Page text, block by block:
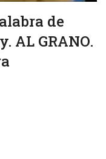
de
AL GRANO.